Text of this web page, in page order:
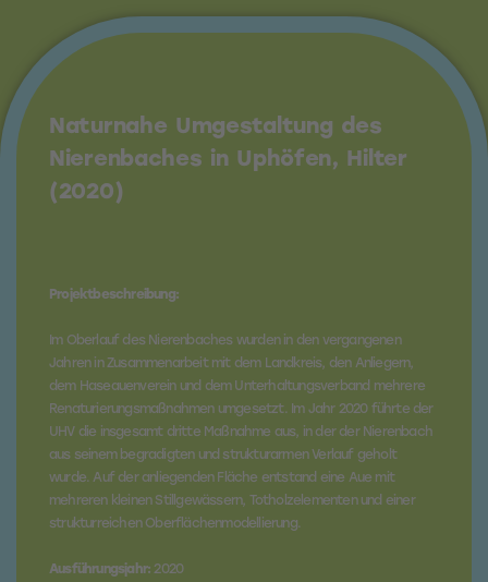
Naturnahe Umgestaltung des
Nierenbaches in Uphöfen, Hilter
(2020)
Projektbeschreibung:
Im Oberlauf des Nierenbaches wurden in den vergangenen
Jahren in Zusammenarbeit mit dem Landkreis, den Anliegern,
dem Haseauenverein und dem Unterhaltungsverband mehrere
Renaturierungsmaßnahmen umgesetzt. Im Jahr 2020 führte der
UHV die insgesamt dritte Maßnahme aus, in der der Nierenbach
aus seinem begradigten und strukturarmen Verlauf geholt
wurde. Auf der anliegenden Fläche entstand eine Aue mit
mehreren kleinen Stillgewässern, Totholzelementen und einer
strukturreichen Oberflächenmodellierung.
Ausführungsjahr:2020